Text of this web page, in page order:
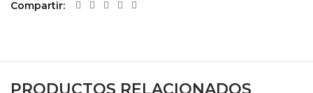
Compartir
PRODUCTOS RELACIONADOS